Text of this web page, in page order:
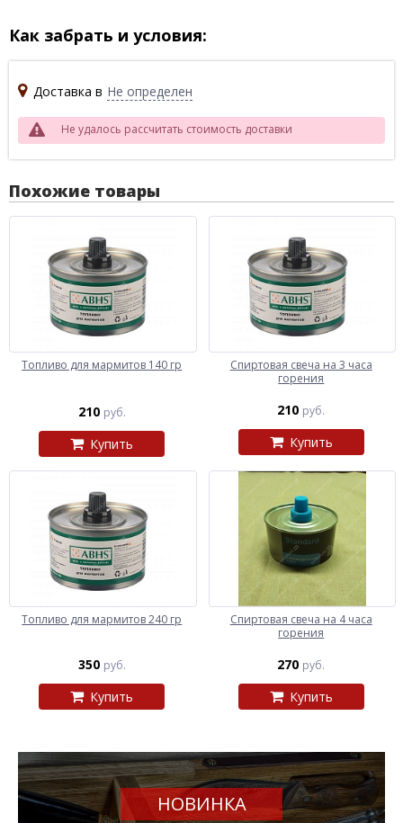
Как забрать и условия:
Доставка в Не определен
Не удалось рассчитать стоимость доставки
Похожие товары
Топливо для мармитов 140 гр
210 руб.
Купить
Спиртовая свеча на 3 часа
горения
210 руб.
Купить
Топливо для мармитов 240 гр
350 руб.
Купить
Спиртовая свеча на 4 часа
горения
270 руб.
Купить
НОВИНКА